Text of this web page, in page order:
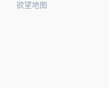
欲望地图